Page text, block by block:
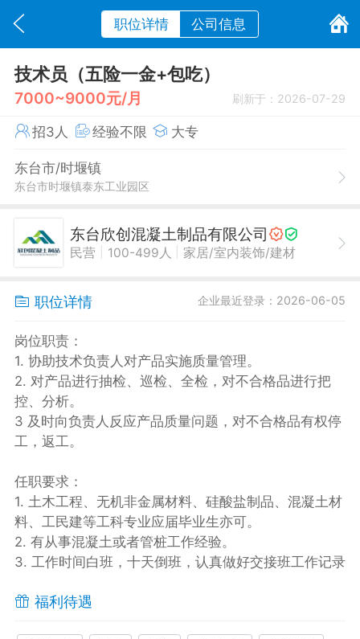
职位详情 公司信息
技术员（五险一金+包吃）
7000~9000元/月 刷新于：2026-07-29
招3人 经验不限 大专
东台市/时堰镇
东台市时堰镇泰东工业园区
东台欣创混凝土制品有限公司
民营 100-499人 家居/室内装饰/建材
职位详情 企业最近登录：2026-06-05
岗位职责：
1. 协助技术负责人对产品实施质量管理。
2. 对产品进行抽检、巡检、全检，对不合格品进行把
控、分析。
3 及时向负责人反应产品质量问题，对不合格品有权停
工，返工。
任职要求：
1. 土木工程、无机非金属材料、硅酸盐制品、混凝土材
料、工民建等工科专业应届毕业生亦可。
2. 有从事混凝土或者管桩工作经验。
3. 工作时间白班，十天倒班，认真做好交接班工作记录
福利待遇